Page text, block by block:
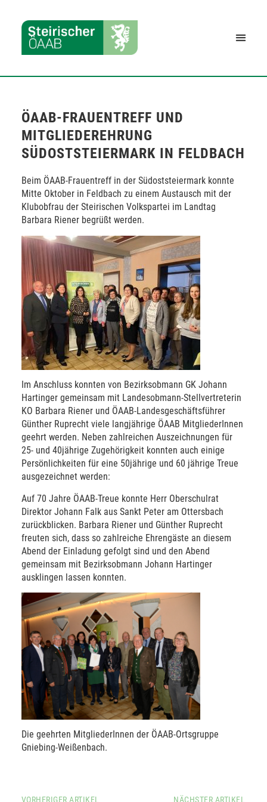
ÖAAB-FRAUENTREFF UND
MITGLIEDEREHRUNG
SÜDOSTSTEIERMARK IN FELDBACH
Beim ÖAAB-Frauentreff in der Südoststeiermark konnte
Mitte Oktober in Feldbach zu einem Austausch mit der
Klubobfrau der Steirischen Volkspartei im Landtag
Barbara Riener begrüßt werden.
Im Anschluss konnten von Bezirksobmann GK Johann
Hartinger gemeinsam mit Landesobmann-Stellvertreterin
KO Barbara Riener und ÖAAB-Landesgeschäftsführer
Günther Ruprecht viele langjährige ÖAAB MitgliederInnen
geehrt werden. Neben zahlreichen Auszeichnungen für
25- und 40jährige Zugehörigkeit konnten auch einige
Persönlichkeiten für eine 50jährige und 60 jährige Treue
ausgezeichnet werden:
Auf 70 Jahre ÖAAB-Treue konnte Herr Oberschulrat
Direktor Johann Falk aus Sankt Peter am Ottersbach
zurückblicken. Barbara Riener und Günther Ruprecht
freuten sich, dass so zahlreiche Ehrengäste an diesem
Abend der Einladung gefolgt sind und den Abend
gemeinsam mit Bezirksobmann Johann Hartinger
ausklingen lassen konnten.
Die geehrten MitgliederInnen der ÖAAB-Ortsgruppe
Gniebing-Weißenbach.
VORHERIGER ARTIKEL NÄCHSTER ARTIKEL